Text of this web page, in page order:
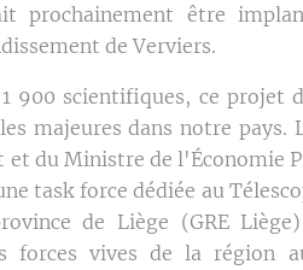
prochainement être
de Verviers.
900 scientifiques, ce projet
majeures dans notre pays.
du Ministre de l'Économie
task force dédiée au
de Liège (GRE
forces vives de la région